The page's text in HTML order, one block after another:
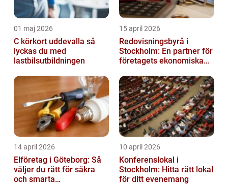
01 maj 2026
C körkort uddevalla så
lyckas du med
lastbilsutbildningen
15 april 2026
Redovisningsbyrå i
Stockholm: En partner för
företagets ekonomiska
14 april 2026
Elföretag i Göteborg: Så
väljer du rätt för säkra
och smarta
10 april 2026
Konferenslokal i
Stockholm: Hitta rätt lokal
för ditt evenemang